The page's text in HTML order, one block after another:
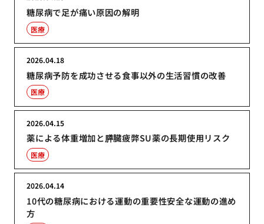
糖尿病で足が痛い原因の解明
医療
糖尿病予防を成功させる食事以外の生活習慣の改善
2026.04.18
医療
薬による体重増加と膵臓疲弊SU薬の長期使用リスク
2026.04.15
医療
10代の糖尿病における運動の重要性安全な運動の進め
方
2026.04.14